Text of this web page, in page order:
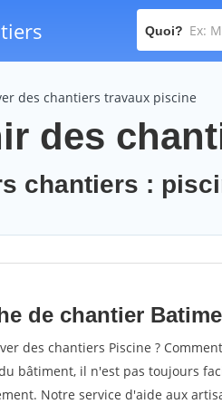
Quoi?
des chantiers travaux piscine
des
chantiers :
de chantier
des chantiers Piscine ?
bâtiment, il n'est pas toujours
Notre service d'aide aux